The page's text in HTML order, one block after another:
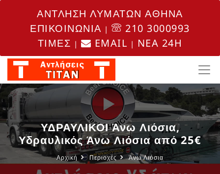
ΑΝΤΛΗΣΗ ΛΥΜΑΤΩΝ ΑΘΗΝΑ
ΕΠΙΚΟΙΝΩΝΙΑ |
210 3000993
ΤΙΜΕΣ | EMAIL | NEA 24H
ΥΔΡΑΥΛΙΚΟΙ Άνω Λιόσια,
Υδραυλικός Άνω Λιόσια από 25€
Αρχική Περιοχές Άνω Λιόσια